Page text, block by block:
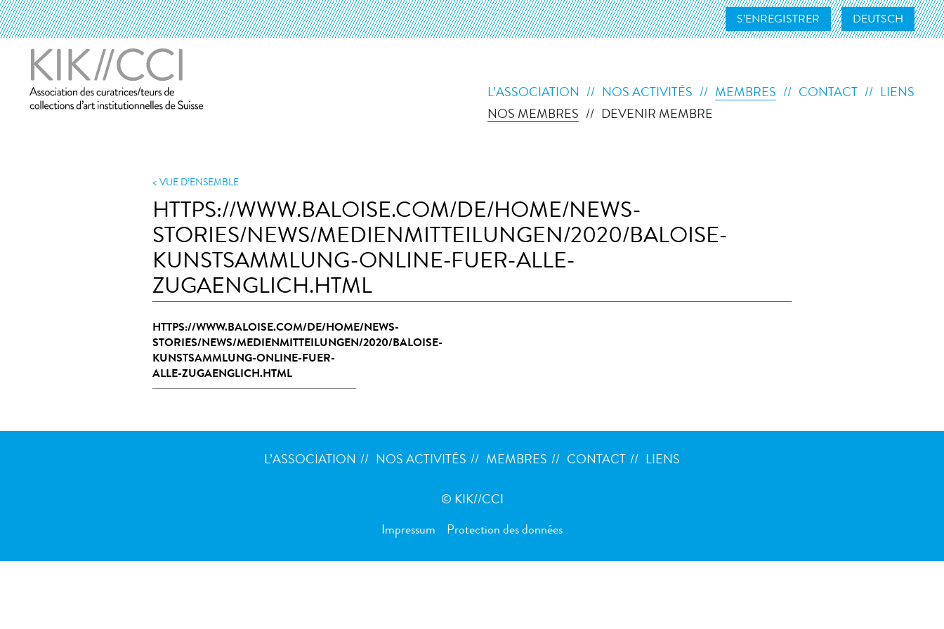
S’ENREGISTRER DEUTSCH
L’ASSOCIATION NOS ACTIVITÉS MEMBRES CONTACT
LIENS
NOS MEMBRES
DEVENIR MEMBRE
VUE D’ENSEMBLE
HTTPS://WWW.BALOISE.COM/DE/HOME/NEWS-
STORIES/NEWS/MEDIENMITTEILUNGEN/2020/BALOISE-
KUNSTSAMMLUNG-ONLINE-FUER-ALLE-
ZUGAENGLICH.HTML
HTTPS://WWW.BALOISE.COM/DE/HOME/NEWS-
STORIES/NEWS/MEDIENMITTEILUNGEN/2020/BALOISE-
KUNSTSAMMLUNG-ONLINE-FUER-
ALLE-ZUGAENGLICH.HTML
L’ASSOCIATION NOS ACTIVITÉS MEMBRES CONTACT LIENS
© KIK//CCI
Impressum Protection des données